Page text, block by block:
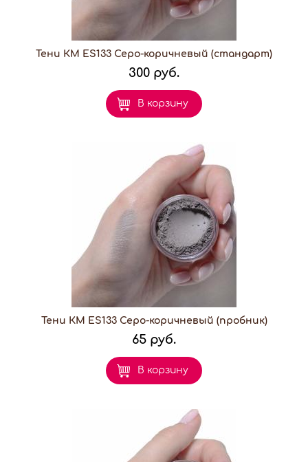
Тени КМ ES133 Серо-коричневый (стандарт)
300 руб.
В корзину
Тени КМ ES133 Серо-коричневый (пробник)
65 руб.
В корзину